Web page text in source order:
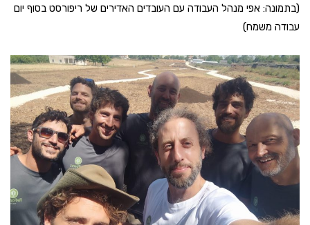
(בתמונה: אפי מנהל העבודה עם העובדים האדירים של ריפורסט בסוף יום
עבודה משמח)